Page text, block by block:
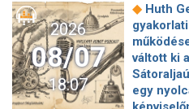
2026
08/07
18:07
◆ Huth
váltott ki
egy